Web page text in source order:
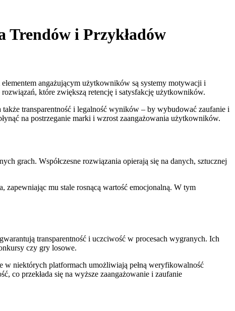
Trendów i Przykładów
angażującym użytkowników są systemy motywacji i
które zwiększą retencję i satysfakcję użytkowników.
transparentność i legalność wyników – by wybudować zaufanie i
na postrzeganie marki i wzrost zaangażowania użytkowników.
grach. Współczesne rozwiązania opierają się na danych, sztucznej
zapewniając mu stale rosnącą wartość emocjonalną. W tym
transparentność i uczciwość w procesach wygranych. Ich
czy gry losowe.
w niektórych platformach umożliwiają pełną weryfikowalność
co przekłada się na wyższe zaangażowanie i zaufanie